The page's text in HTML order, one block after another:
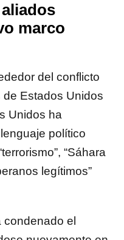
marco
del conflicto
Estados Unidos
Unidos ha
político
“Sáhara
legítimos”
el